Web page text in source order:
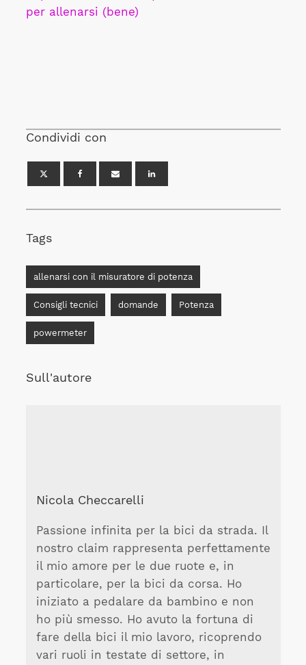
per allenarsi (bene)
Condividi con
Tags
allenarsi con il misuratore di potenza
Consigli tecnici domande Potenza
powermeter
Sull'autore
Nicola Checcarelli
Passione infinita per la bici da strada. Il
nostro claim rappresenta perfettamente
il mio amore per le due ruote e, in
particolare, per la bici da corsa. Ho
iniziato a pedalare da bambino e non
ho più smesso. Ho avuto la fortuna di
fare della bici il mio lavoro, ricoprendo
vari ruoli in testate di settore, in